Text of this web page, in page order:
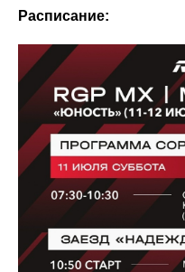
Расписание: